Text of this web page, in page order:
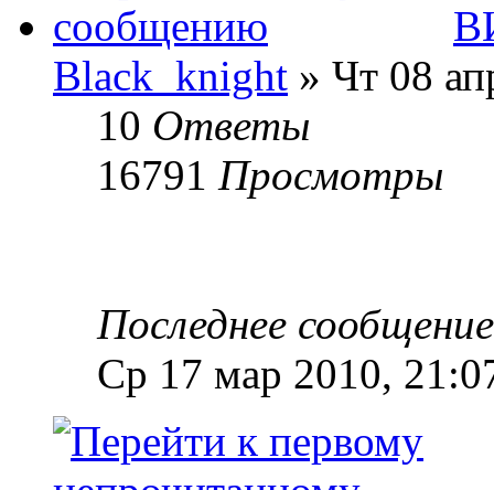
Black_knight » Чт 08
10 Ответы
16791 Просмотры
Последнее
Ср 17 мар 2010,